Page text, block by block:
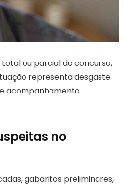
ou parcial do concurso,
representa desgaste
acompanhamento
no
gabaritos preliminares,